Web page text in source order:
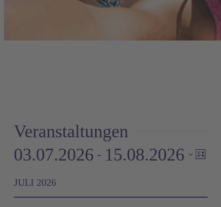
Veranstaltungen
Liste
03.07.2026 - 15.08.2026
wählen.
JULI 2026